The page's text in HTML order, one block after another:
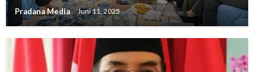
Pradana Media Juni 11, 2025